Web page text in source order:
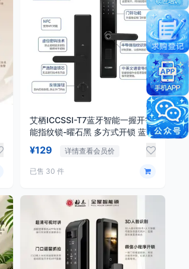
艾栖ICCSSI-T7蓝牙智能一握开智
能指纹锁-曜石黑 多方式开锁 蓝牙
¥129 详情查看会员价
已售 30 件